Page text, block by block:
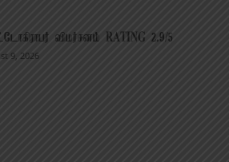
விமர்சனம் RATING 2.9/5
9, 2026